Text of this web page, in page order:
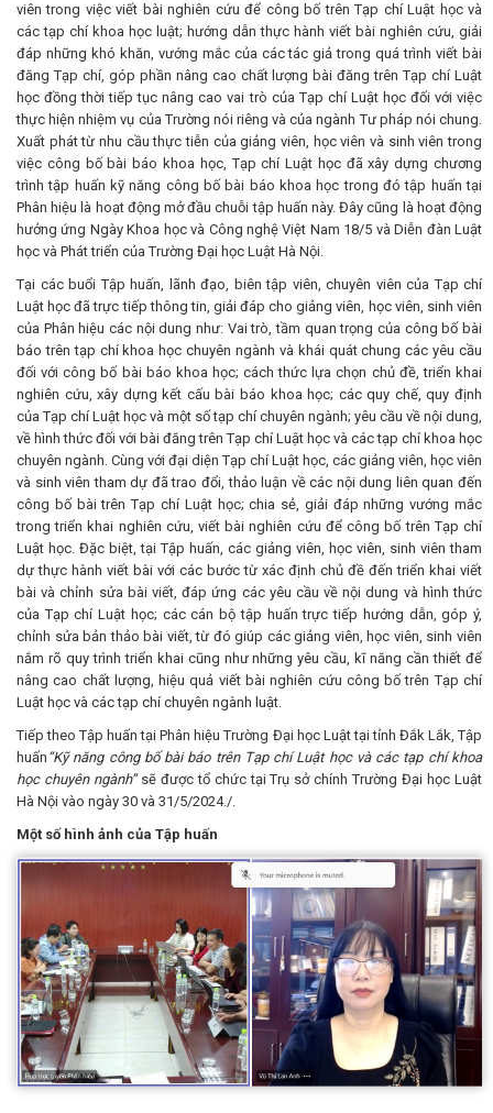
viên trong việc viết bài nghiên cứu để công bố trên Tạp chí Luật học và
các tạp chí khoa học luật; hướng dẫn thực hành viết bài nghiên cứu, giải
đáp những khó khăn, vướng mắc của các tác giả trong quá trình viết bài
đăng Tạp chí, góp phần nâng cao chất lượng bài đăng trên Tạp chí Luật
học đồng thời tiếp tục nâng cao vai trò của Tạp chí Luật học đối với việc
thực hiện nhiệm vụ của Trường nói riêng và của ngành Tư pháp nói chung.
Xuất phát từ nhu cầu thực tiễn của giảng viên, học viên và sinh viên trong
việc công bố bài báo khoa học, Tạp chí Luật học đã xây dựng chương
trình tập huấn kỹ năng công bố bài báo khoa học trong đó tập huấn tại
Phân hiệu là hoạt động mở đầu chuỗi tập huấn này. Đây cũng là hoạt động
hưởng ứng Ngày Khoa học và Công nghệ Việt Nam 18/5 và Diễn đàn Luật
học và Phát triển của Trường Đại học Luật Hà Nội.
Tại các buổi Tập huấn, lãnh đạo, biên tập viên, chuyên viên của Tạp chí
Luật học đã trực tiếp thông tin, giải đáp cho giảng viên, học viên, sinh viên
của Phân hiệu các nội dung như: Vai trò, tầm quan trọng của công bố bài
báo trên tạp chí khoa học chuyên ngành và khái quát chung các yêu cầu
đối với công bố bài báo khoa học; cách thức lựa chọn chủ đề, triển khai
nghiên cứu, xây dựng kết cấu bài báo khoa học; các quy chế, quy định
của Tạp chí Luật học và một số tạp chí chuyên ngành; yêu cầu về nội dung,
về hình thức đối với bài đăng trên Tạp chí Luật học và các tạp chí khoa học
chuyên ngành. Cùng với đại diện Tạp chí Luật học, các giảng viên, học viên
và sinh viên tham dự đã trao đổi, thảo luận về các nội dung liên quan đến
công bố bài trên Tạp chí Luật học; chia sẻ, giải đáp những vướng mắc
trong triển khai nghiên cứu, viết bài nghiên cứu để công bố trên Tạp chí
Luật học. Đặc biệt, tại Tập huấn, các giảng viên, học viên, sinh viên tham
dự thực hành viết bài với các bước từ xác định chủ đề đến triển khai viết
bài và chỉnh sửa bài viết, đáp ứng các yêu cầu về nội dung và hình thức
của Tạp chí Luật học; các cán bộ tập huấn trực tiếp hướng dẫn, góp ý,
chỉnh sửa bản thảo bài viết, từ đó giúp các giảng viên, học viên, sinh viên
nắm rõ quy trình triển khai cũng như những yêu cầu, kĩ năng cần thiết để
nâng cao chất lượng, hiệu quả viết bài nghiên cứu công bố trên Tạp chí
Luật học và các tạp chí chuyên ngành luật.
Tiếp theo Tập huấn tại Phân hiệu Trường Đại học Luật tại tỉnh Đắk Lắk, Tập
huấn “Kỹ năng công bố bài báo trên Tạp chí Luật học và các tạp chí khoa
học chuyên ngành”sẽ được tổ chức tại Trụ sở chính Trường Đại học Luật
Hà Nội vào ngày 30 và 31/5/2024./.
Một số hình ảnh của Tập huấn